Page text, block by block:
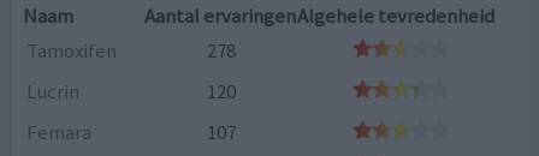
Naam Aantal ervaringenAlgehele tevredenheid
Tamoxifen
278
Lucrin
120
Femara
107